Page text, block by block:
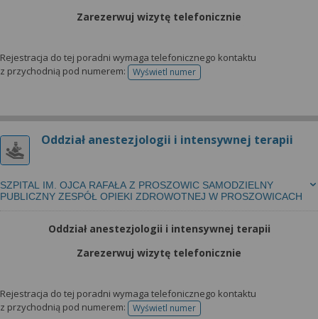
Zarezerwuj wizytę telefonicznie
Rejestracja do tej poradni wymaga telefonicznego kontaktu
z przychodnią pod numerem:
Wyświetl numertelefonu do rejestracji
Oddział anestezjologii i intensywnej terapii
SZPITAL IM. OJCA RAFAŁA Z PROSZOWIC SAMODZIELNY
PUBLICZNY ZESPÓŁ OPIEKI ZDROWOTNEJ W PROSZOWICACH
Oddział anestezjologii i intensywnej terapii
Zarezerwuj wizytę telefonicznie
Rejestracja do tej poradni wymaga telefonicznego kontaktu
z przychodnią pod numerem:
Wyświetl numertelefonu do rejestracji